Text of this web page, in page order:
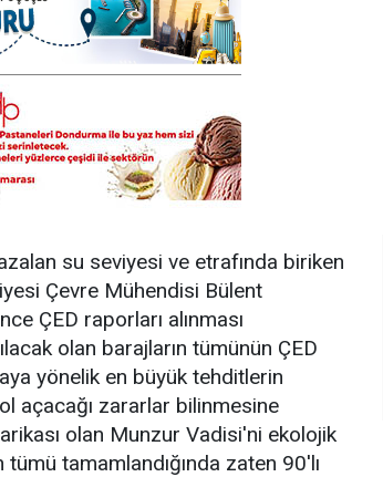
su seviyesi ve etrafında biriken
Çevre Mühendisi Bülent
ÇED raporları alınması
olan barajların tümünün ÇED
yönelik en büyük tehditlerin
açacağı zararlar bilinmesine
olan Munzur Vadisi'ni ekolojik
tamamlandığında zaten 90'lı